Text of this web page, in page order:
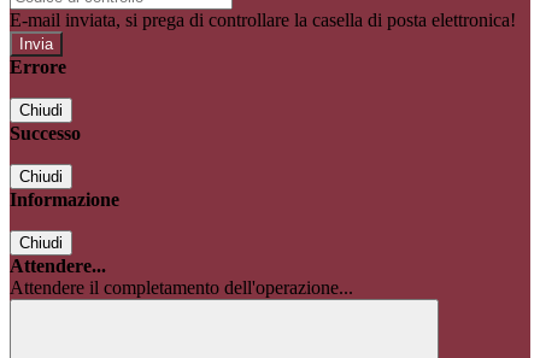
E-mail inviata, si prega di controllare la casella di posta elettronica!
Errore
Chiudi
Successo
Chiudi
Informazione
Chiudi
Attendere...
Attendere il completamento dell'operazione...